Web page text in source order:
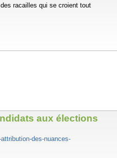
racailles qui se croient tout
aux élections
des-nuances-